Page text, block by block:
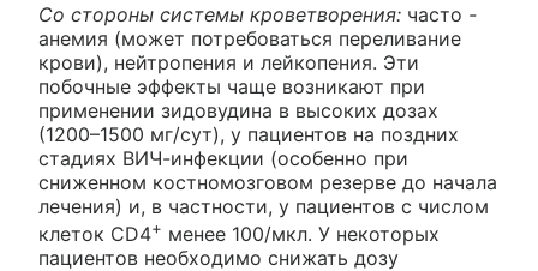
Со стороны системы кроветворения: часто -
анемия (может потребоваться переливание
крови), нейтропения и лейкопения. Эти
побочные эффекты чаще возникают при
применении зидовудина в высоких дозах
(1200–1500 мг/сут), у пациентов на поздних
стадиях ВИЧ-инфекции (особенно при
сниженном костномозговом резерве до начала
лечения) и, в частности, у пациентов с числом
клеток CD4+ менее 100/мкл. У некоторых
пациентов необходимо снижать дозу